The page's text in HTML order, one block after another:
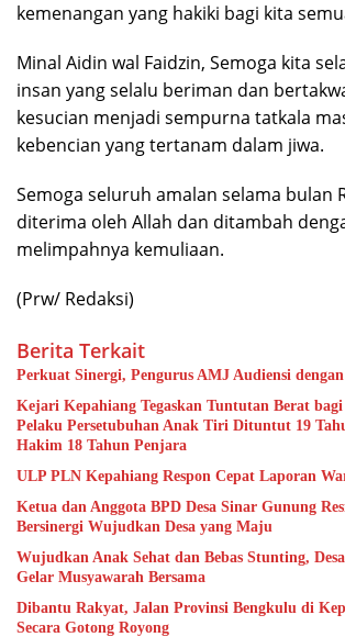
kemenangan yang hakiki bagi kita
Minal Aidin wal Faidzin, Semoga kita
insan yang selalu beriman dan
kesucian menjadi sempurna tatkala
kebencian yang tertanam dalam jiwa.
Semoga seluruh amalan selama bulan
diterima oleh Allah dan ditambah
melimpahnya kemuliaan.
(Prw/ Redaksi)
Berita Terkait
Perkuat Sinergi, Pengurus AMJ Audiensi
Kejari Kepahiang Tegaskan Tuntutan Berat
Pelaku Persetubuhan Anak Tiri Dituntut 19
Hakim 18 Tahun Penjara
ULP PLN Kepahiang Respon Cepat Laporan
Ketua dan Anggota BPD Desa Sinar Gunung
Bersinergi Wujudkan Desa yang Maju
Wujudkan Anak Sehat dan Bebas Stunting,
Gelar Musyawarah Bersama
Dibantu Rakyat, Jalan Provinsi Bengkulu di
Secara Gotong Royong